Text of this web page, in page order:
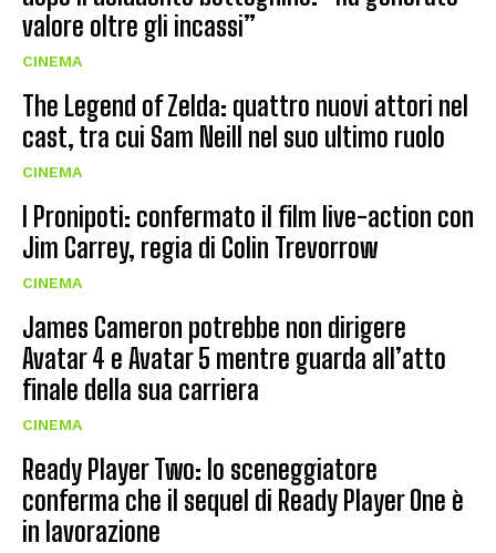
valore oltre gli incassi”
CINEMA
The Legend of Zelda: quattro nuovi attori nel
cast, tra cui Sam Neill nel suo ultimo ruolo
CINEMA
I Pronipoti: confermato il film live-action con
Jim Carrey, regia di Colin Trevorrow
CINEMA
James Cameron potrebbe non dirigere
Avatar 4 e Avatar 5 mentre guarda all’atto
finale della sua carriera
CINEMA
Ready Player Two: lo sceneggiatore
conferma che il sequel di Ready Player One è
in lavorazione